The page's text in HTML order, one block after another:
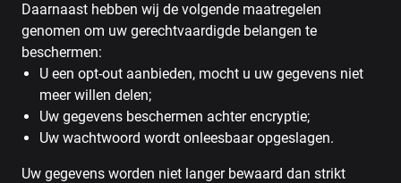
Daarnaast hebben wij de volgende maatregelen
genomen om uw gerechtvaardigde belangen te
beschermen:
U een opt-out aanbieden, mocht u uw gegevens niet
meer willen delen;
Uw gegevens beschermen achter encryptie;
Uw wachtwoord wordt onleesbaar opgeslagen.
Uw gegevens worden niet langer bewaard dan strikt